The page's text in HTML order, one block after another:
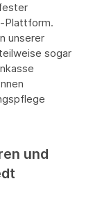
Plattform.
unserer
sogar
und